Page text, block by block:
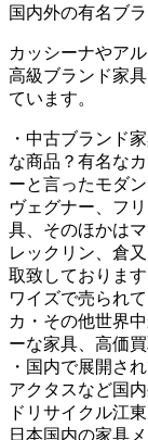
国内外の有名ブ
カッシーナやア
高級ブランド家
ています。
・中古ブランド
な商品？有名な
ーと言ったモダ
ヴェグナー、フ
具、そのほかは
レックリン、倉
取致しておりま
ワイズで売られ
カ・その他世界
ーな家具、高価
・国内で展開さ
アクタスなど国
ドリサイクル江
日本国内の家具